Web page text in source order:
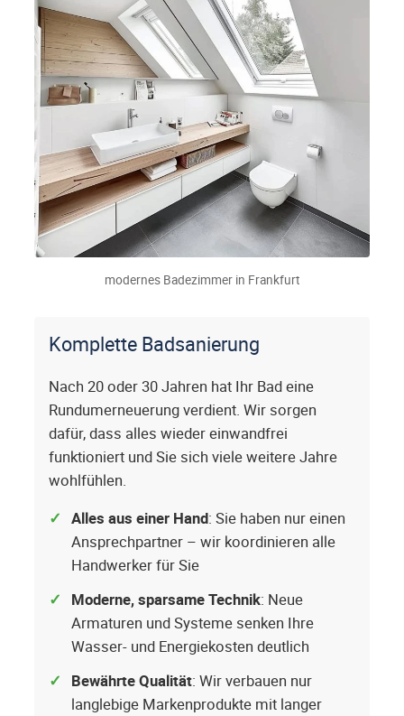
modernes Badezimmer in Frankfurt
Komplette Badsanierung
Nach 20 oder 30 Jahren hat Ihr Bad eine
Rundumerneuerung verdient. Wir sorgen
dafür, dass alles wieder einwandfrei
funktioniert und Sie sich viele weitere Jahre
wohlfühlen.
Alles aus einer Hand: Sie haben nur einen
Ansprechpartner – wir koordinieren alle
Handwerker für Sie
Moderne, sparsame Technik: Neue
Armaturen und Systeme senken Ihre
Wasser- und Energiekosten deutlich
Bewährte Qualität: Wir verbauen nur
langlebige Markenprodukte mit langer